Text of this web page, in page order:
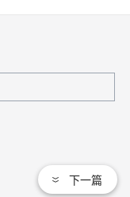
下一篇